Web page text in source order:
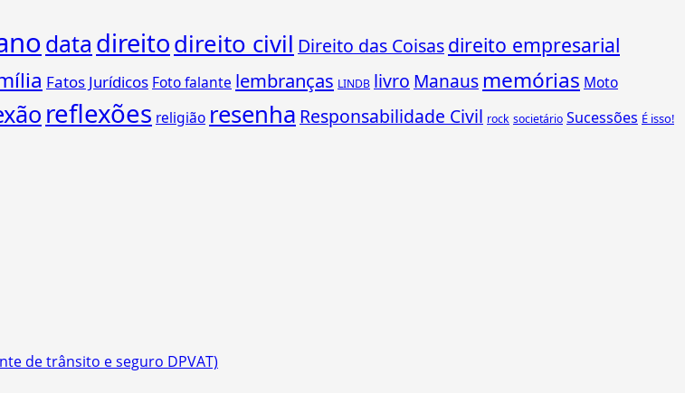
data direitodireito civil Direito das Coisasdireito empresarial
Fatos Jurídicos Foto falante lembranças LINDB livro Manaus memórias Moto
reflexões religião resenha Responsabilidade Civil rock societário Sucessões É isso!
de trânsito e seguro DPVAT)